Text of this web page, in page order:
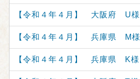
【令和４年４月】 大阪府 U様
【令和４年４月】 兵庫県 M様
【令和４年４月】 兵庫県 K様